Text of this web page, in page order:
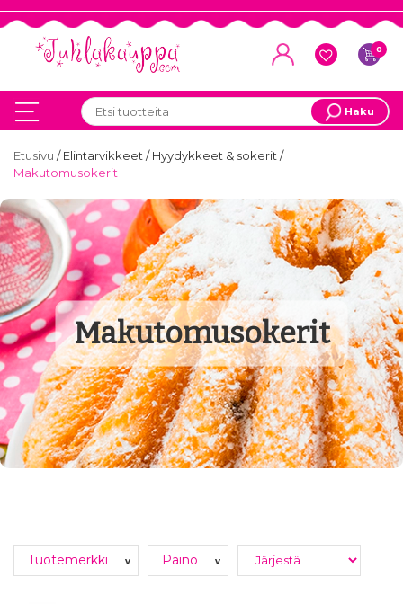
0
Haku
Etusivu /Elintarvikkeet/Hyydykkeet & sokerit/
Makutomusokerit
Makutomusokerit
Tuotemerkki v Paino v